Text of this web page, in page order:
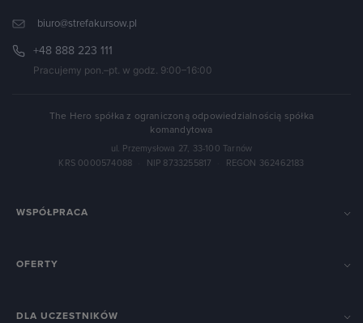
biuro@strefakursow.pl
+48 888 223 111
Pracujemy pon.–pt. w godz. 9:00–16:00
The Hero spółka z ograniczoną odpowiedzialnością spółka
komandytowa
ul. Przemysłowa 27, 33-100 Tarnów
KRS 0000574088
NIP 8733255817 REGON 362462183
WSPÓŁPRACA
OFERTY
DLA UCZESTNIKÓW